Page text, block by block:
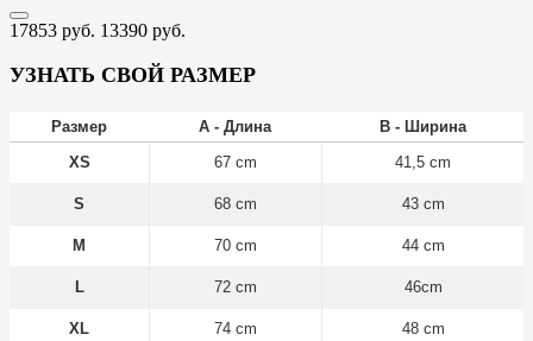
17853 руб. 13390 руб.
УЗНАТЬ СВОЙ РАЗМЕР
Размер A - Длина
B - Ширина
XS
67 cm 41,5 cm
S 68 cm 43 cm
M 70 cm 44 cm
L 72 cm 46cm
XL 74 cm 48 cm